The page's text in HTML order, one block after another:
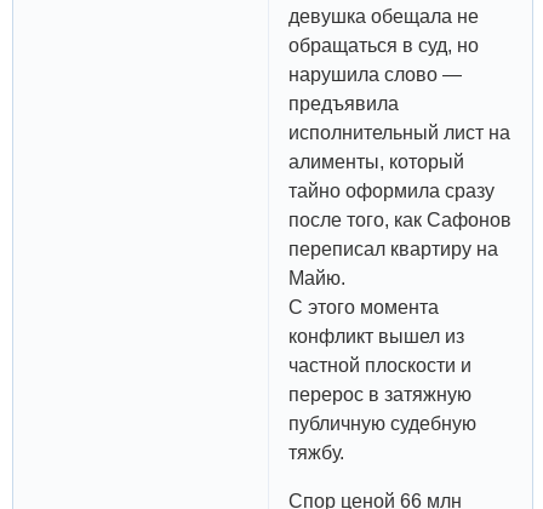
девушка обещала не
обращаться в суд, но
нарушила слово —
предъявила
исполнительный лист на
алименты, который
тайно оформила сразу
после того, как Сафонов
переписал квартиру на
Майю.
С этого момента
конфликт вышел из
частной плоскости и
перерос в затяжную
публичную судебную
тяжбу.
Спор ценой 66 млн